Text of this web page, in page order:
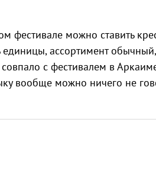
фестивале можно ставить
ассортимент
с фестивалем в
вообще можно ничего не